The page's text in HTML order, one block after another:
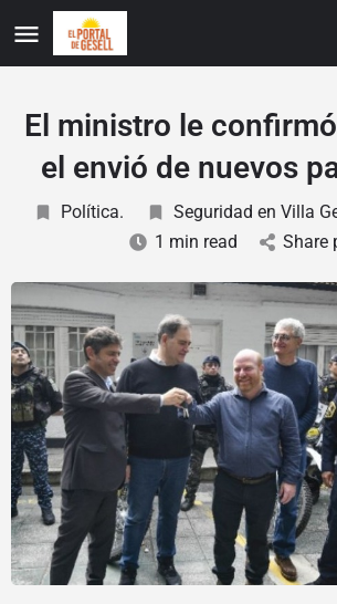
El ministro le
el envió de nuevos
Política. Seguridad en Villa
1 min read
Share